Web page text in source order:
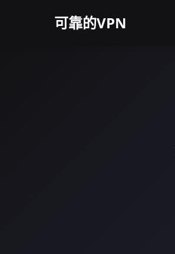
可靠的VPN